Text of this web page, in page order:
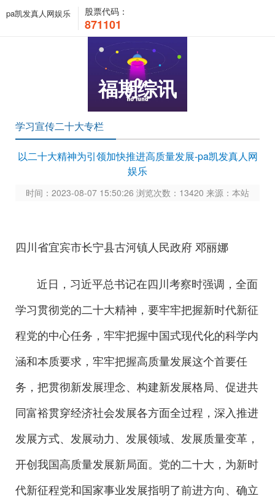
pa凯发真人网娱乐 股票代码：
871101
福期综讯
学习宣传二十大专栏
以二十大精神为引领加快推进高质量发展-pa凯发真人网
娱乐
时间：2023-08-07 15:50:26 浏览次数：13420 来源：本站
四川省宜宾市长宁县古河镇人民政府 邓丽娜
近日，习近平总书记在四川考察时强调，全面
学习贯彻党的二十大精神，要牢牢把握新时代新征
程党的中心任务，牢牢把握中国式现代化的科学内
涵和本质要求，牢牢把握高质量发展这个首要任
务，把贯彻新发展理念、构建新发展格局、促进共
同富裕贯穿经济社会发展各方面全过程，深入推进
发展方式、发展动力、发展领域、发展质量变革，
开创我国高质量发展新局面。党的二十大，为新时
代新征程党和国家事业发展指明了前进方向、确立